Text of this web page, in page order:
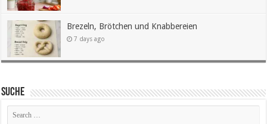
Brezeln, Brötchen und Knabbereien
7 days ago
SUCHE